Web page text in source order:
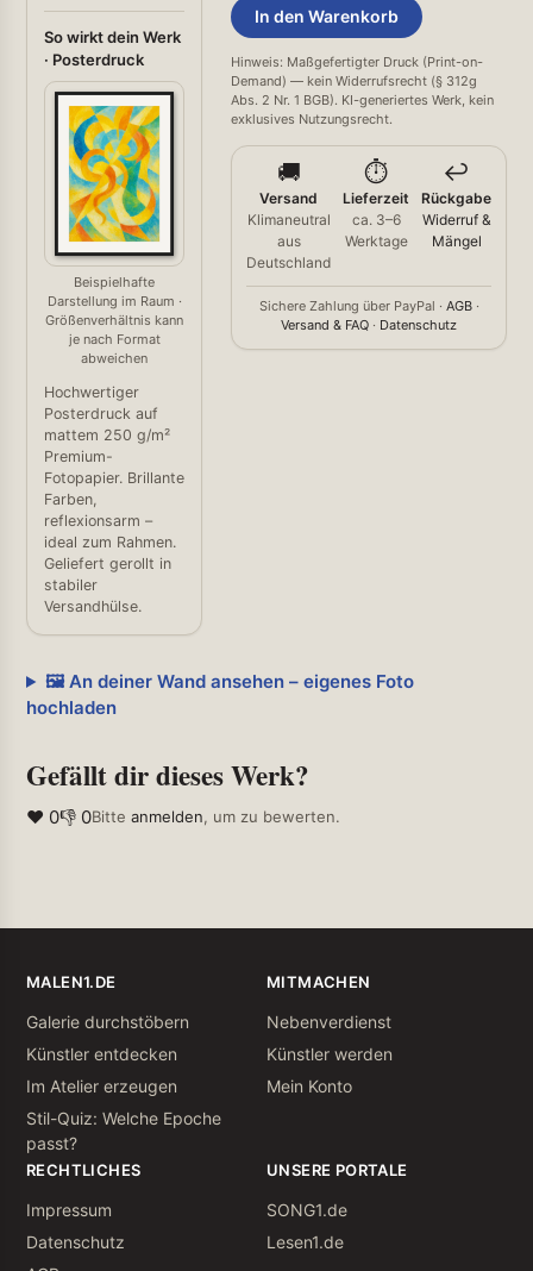
So wirkt dein Werk
· Posterdruck
Beispielhafte
Darstellung im Raum ·
Größenverhältnis kann
je nach Format
abweichen
Hochwertiger
Posterdruck auf
mattem 250 g/m²
Premium-
Fotopapier. Brillante
Farben,
reflexionsarm –
ideal zum Rahmen.
Geliefert gerollt in
stabiler
Versandhülse.
In den Warenkorb
Hinweis: Maßgefertigter Druck (Print-on-
Demand) — kein Widerrufsrecht (§ 312g
Abs. 2 Nr. 1 BGB). KI-generiertes Werk, kein
exklusives Nutzungsrecht.
🚚
Versand
Klimaneutral
aus
Deutschland
⏱️
Lieferzeit
ca. 3–6
Werktage
↩️
Rückgabe
Widerruf &
Mängel
Sichere Zahlung über PayPal · AGB·
Versand & FAQ · Datenschutz
🖼️ An deiner Wand ansehen – eigenes Foto
hochladen
Gefällt dir dieses Werk?
❤ 0👎 0Bitte anmelden, um zu bewerten.
MALEN1.DE
Galerie durchstöbern
Künstler entdecken
Im Atelier erzeugen
Stil-Quiz: Welche Epoche
passt?
MITMACHEN
Nebenverdienst
Künstler werden
Mein Konto
RECHTLICHES
Impressum
Datenschutz
UNSERE PORTALE
SONG1.de
Lesen1.de